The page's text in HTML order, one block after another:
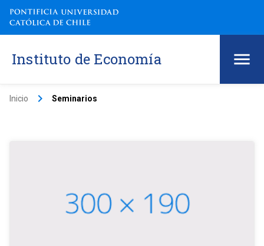
Instituto de Economía
Inicio keyboard_arrow_right Seminarios